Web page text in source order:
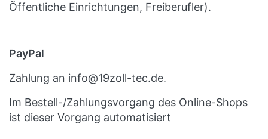
Öffentliche Einrichtungen, Freiberufler).
PayPal
Zahlung an info@19zoll-tec.de.
Im Bestell-/Zahlungsvorgang des Online-Shops
ist dieser Vorgang automatisiert